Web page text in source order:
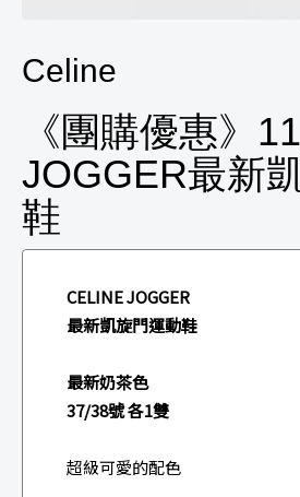
Celine
《團購優惠》
JOGGER最新
鞋
CELINE JOGGER
最新凱旋門運動鞋
最新奶茶色
37/38號 各1雙
超級可愛的配色